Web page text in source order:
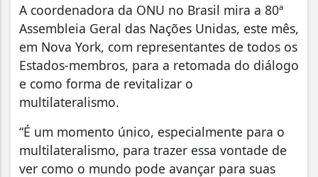
A coordenadora da ONU no Brasil mira a 80ª
Assembleia Geral das Nações Unidas, este mês,
em Nova York, com representantes de todos os
Estados-membros, para a retomada do diálogo
e como forma de revitalizar o
multilateralismo.
“É um momento único, especialmente para o
multilateralismo, para trazer essa vontade de
ver como o mundo pode avançar para suas